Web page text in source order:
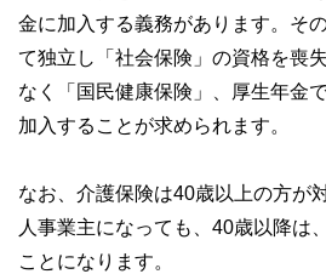
金に加入する義務があります。そ
て独立し「社会保険」の資格を喪
なく「国民健康保険」、厚生年金
加入することが求められます。
なお、介護保険は40歳以上の方が
人事業主になっても、40歳以降は
ことになります。